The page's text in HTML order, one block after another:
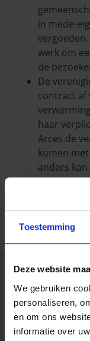
Toestemming
Deze website
We gebruiken
personaliseren,
en om ons
informatie over
in mede-
werk om
de
De
contract af
haar
Arces de
komen
anders
Met de
middelen in om
Op de